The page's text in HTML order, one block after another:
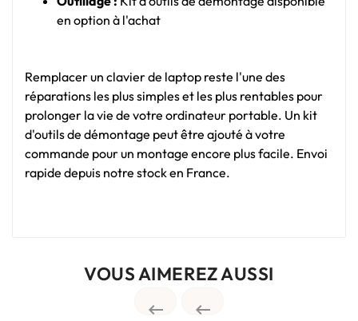
en option à l'achat
Remplacer un clavier de laptop reste l'une des
réparations les plus simples et les plus rentables pour
prolonger la vie de votre ordinateur portable. Un kit
d'outils de démontage peut être ajouté à votre
commande pour un montage encore plus facile. Envoi
rapide depuis notre stock en France.
VOUS AIMEREZ AUSSI
 